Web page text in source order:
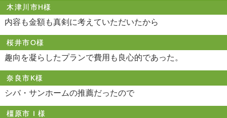
木津川市H様
内容も金額も真剣に考えていただいたから
桜井市O様
趣向を凝らしたプランで費用も良心的であった。
奈良市K様
シバ・サンホームの推薦だったので
橿原市Ｉ様